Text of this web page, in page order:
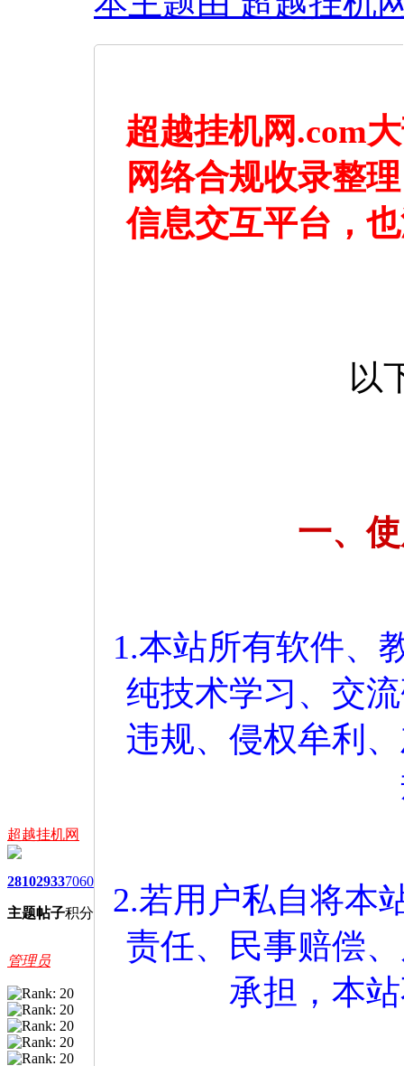
超越挂机网
2810
主题
2933
帖子
7060
积分
管理员
超越挂机网.com
网络合规收录整
信息交互平台，
以
一、
1.本站所有软件、
纯技术学习、交
违规、侵权牟利
2.若用户私自将本
责任、民事赔偿
承担，本